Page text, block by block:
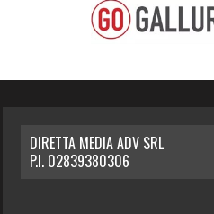
DIRETTA MEDIA ADV SRL
P.I. 02839380306